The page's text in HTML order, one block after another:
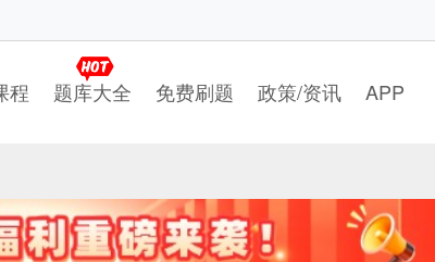
程 题库大全 免费刷题 政策/资讯 APP